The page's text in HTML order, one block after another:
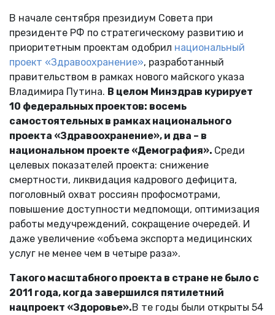
В начале сентября президиум Совета при
президенте РФ по стратегическому развитию и
приоритетным проектам одобрил национальный
проект «Здравоохранение», разработанный
правительством в рамках нового майского указа
Владимира Путина. В целом Минздрав курирует
10 федеральных проектов: восемь
самостоятельных в рамках национального
проекта «Здравоохранение», и два – в
национальном проекте «Демография». Среди
целевых показателей проекта: снижение
смертности, ликвидация кадрового дефицита,
поголовный охват россиян профосмотрами,
повышение доступности медпомощи, оптимизация
работы медучреждений, сокращение очередей. И
даже увеличение «объема экспорта медицинских
услуг не менее чем в четыре раза».
Такого масштабного проекта в стране не было с
2011 года, когда завершился пятилетний
нацпроект «Здоровье».В те годы были открыты 54